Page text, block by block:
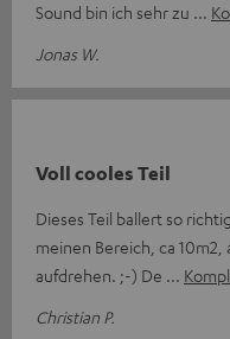
Sound bin ich sehr zu
Jonas W.
Voll cooles Teil
Dieses Teil ballert so
meinen Bereich, ca
aufdrehen. ;-) De
Christian P.